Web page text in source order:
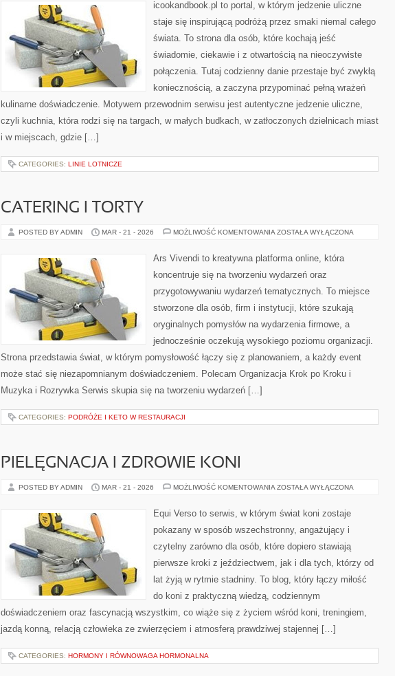
icookandbook.pl to portal, w którym jedzenie uliczne
staje się inspirującą podróżą przez smaki niemal całego
świata. To strona dla osób, które kochają jeść
świadomie, ciekawie i z otwartością na nieoczywiste
połączenia. Tutaj codzienny danie przestaje być zwykłą
koniecznością, a zaczyna przypominać pełną wrażeń
kulinarne doświadczenie. Motywem przewodnim serwisu jest autentyczne jedzenie uliczne,
czyli kuchnia, która rodzi się na targach, w małych budkach, w zatłoczonych dzielnicach miast
i w miejscach, gdzie […]
CATEGORIES: LINIE LOTNICZE
CATERING I TORTY
POSTED BY ADMIN MAR - 21 - 2026 MOŻLIWOŚĆ KOMENTOWANIA CATERING
ZOSTAŁA WYŁĄCZONA
Ars Vivendi to kreatywna platforma online, która
koncentruje się na tworzeniu wydarzeń oraz
przygotowywaniu wydarzeń tematycznych. To miejsce
stworzone dla osób, firm i instytucji, które szukają
oryginalnych pomysłów na wydarzenia firmowe, a
jednocześnie oczekują wysokiego poziomu organizacji.
Strona przedstawia świat, w którym pomysłowość łączy się z planowaniem, a każdy event
może stać się niezapomnianym doświadczeniem. Polecam Organizacja Krok po Kroku i
Muzyka i Rozrywka Serwis skupia się na tworzeniu wydarzeń […]
CATEGORIES: PODRÓŻE I KETO W RESTAURACJI
PIELĘGNACJA I ZDROWIE KONI
POSTED BY ADMIN MAR - 21 - 2026 MOŻLIWOŚĆ KOMENTOWANIA PIELĘGNACJA
KONI
ZOSTAŁA WYŁĄCZONA
Equi Verso to serwis, w którym świat koni zostaje
pokazany w sposób wszechstronny, angażujący i
czytelny zarówno dla osób, które dopiero stawiają
pierwsze kroki z jeździectwem, jak i dla tych, którzy od
lat żyją w rytmie stadniny. To blog, który łączy miłość
do koni z praktyczną wiedzą, codziennym
doświadczeniem oraz fascynacją wszystkim, co wiąże się z życiem wśród koni, treningiem,
jazdą konną, relacją człowieka ze zwierzęciem i atmosferą prawdziwej stajennej […]
CATEGORIES: HORMONY I RÓWNOWAGA HORMONALNA